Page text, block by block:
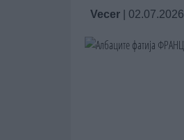
Vecer 02.07.2026